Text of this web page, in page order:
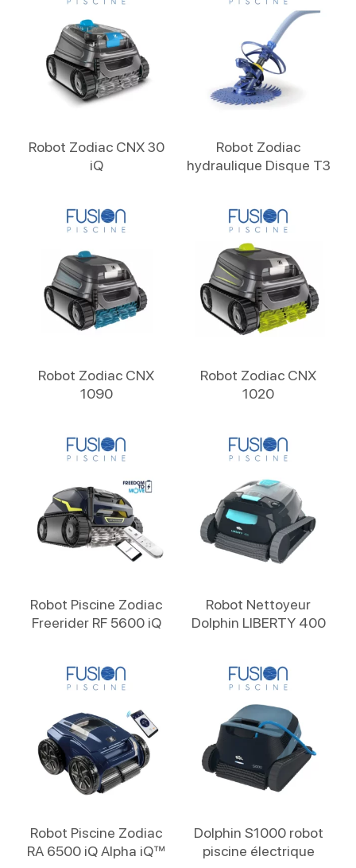
Robot Zodiac CNX 30
iQ
Robot Zodiac
hydraulique Disque T3
Robot Zodiac CNX
1090
Robot Zodiac CNX
1020
Robot Piscine Zodiac
Freerider RF 5600 iQ
Robot Nettoyeur
Dolphin LIBERTY 400
Robot Piscine Zodiac
RA 6500 iQ Alpha iQ™
Dolphin S1000 robot
piscine électrique